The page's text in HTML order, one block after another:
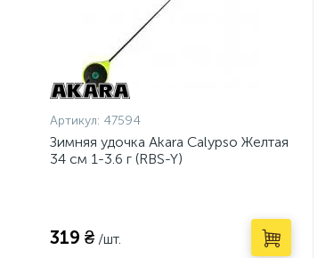
Артикул: 47594
Зимняя удочка Akara Calypso Желтая
34 см 1-3.6 г (RBS-Y)
319 ₴ /шт.